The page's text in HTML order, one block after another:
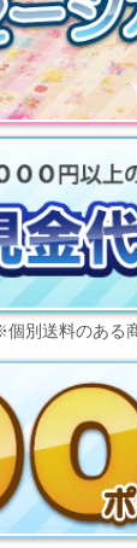
個別送料のある